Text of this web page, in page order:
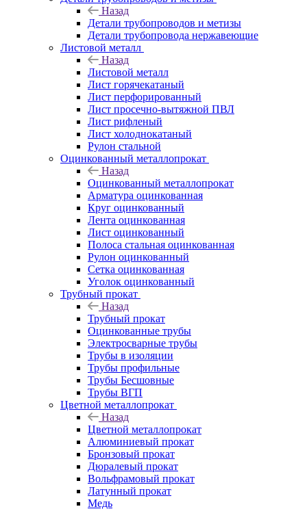
Назад
Детали трубопроводов и метизы
Детали трубопровода нержавеющие
Листовой металл
Назад
Листовой металл
Лист горячекатаный
Лист перфорированный
Лист просечно-вытяжной ПВЛ
Лист рифленый
Лист холоднокатаный
Рулон стальной
Оцинкованный металлопрокат
Назад
Оцинкованный металлопрокат
Арматура оцинкованная
Круг оцинкованный
Лента оцинкованная
Лист оцинкованный
Полоса стальная оцинкованная
Рулон оцинкованный
Сетка оцинкованная
Уголок оцинкованный
Трубный прокат
Назад
Трубный прокат
Оцинкованные трубы
Электросварные трубы
Трубы в изоляции
Трубы профильные
Трубы Бесшовные
Трубы ВГП
Цветной металлопрокат
Назад
Цветной металлопрокат
Алюминиевый прокат
Бронзовый прокат
Дюралевый прокат
Вольфрамовый прокат
Латунный прокат
Медь